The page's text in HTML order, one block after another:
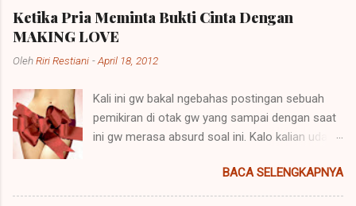
Imperialisme ialah sebuah kebijakan di mana sebuah negara
besar dapat memegang kendali atau pemerintahan atas daerah
lain agar negara itu bisa dipelihara atau berkembang. Sebuah
contoh imperialisme terjadi saat negara-negara itu
imperialisme berasal dari kata Latin "imperare" yang artinya
"memerintah". Hak untuk memerintah (imperare) disebut
"imperium". Orang yang diberi hak itu (diberi imperium) disebut
"imperator". Yang lazimnya diberi imperium itu ialah raja, dan
karena itu lambat-laun raja disebut imperator dan kerajaannya
(ialah daerah dimana imper...
Ketika Pria Meminta Bukti Cinta Dengan
MAKING LOVE
OlehRiri Restiani -April 18, 2012
Kali ini gw bakal ngebahas postingan sebuah
pemikiran di otak gw yang sampai dengan saat
ini gw merasa absurd soal ini. Kalo kalian udah
yang akan dibahas disini.hehe Kenapa?
Kenapa? Kenapa? Kenapa? dan Kenapa?
BACA SELENGKAPNYA